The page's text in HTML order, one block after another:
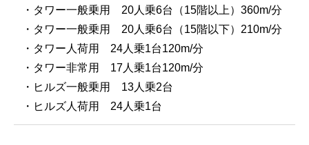
・タワー一般乗用 20人乗6台（15階以上）360m/分
・タワー一般乗用 20人乗6台（15階以下）210m/分
・タワー人荷用 24人乗1台120m/分
・タワー非常用 17人乗1台120m/分
・ヒルズ一般乗用 13人乗2台
・ヒルズ人荷用 24人乗1台